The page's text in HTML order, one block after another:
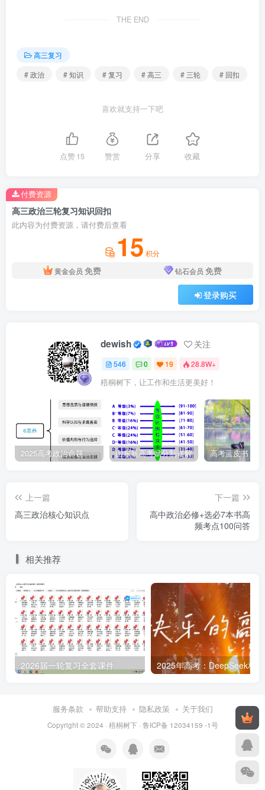
层建筑
历
史评价
奴隶社会代替原
始社会，使人类摆脱
蒙昧野蛮的状态，迈
点
产力的发展
本主义
社会
特
点
铁制农具得到广
事业较大发展；手工
业进一步发展；商业
和城市逐渐发展起来
产关系
特
点
①封建土地所有
制下，地主占有绝大
部分土地；农民有自
己的劳动工具甚至少
量土地
地租等方式，占有农
民大部分劳动成果；
层建筑
①封建国家的显
著特征是君主专制、
等级森严
②地主阶级散布
封建迷信、传播封建
道德、鼓吹“君权神
主
要矛盾
农民阶级和地主
历
史结果
农民阶级的反抗
斗争从未停止过，后
THE END
高三复习
# 政治
# 知识 # 复习 # 高三 # 三轮 # 回扣
喜欢就支持一下吧
点赞15 赞赏 分享 收藏
高三政治三轮复习知识回扣
此内容为付费资源，请付费后查看
15 积分
黄金会员 免费 钻石会员 免费
登录购买
付费资源
dewish 关注
546 0 19 28.8W+
梧桐树下，让工作和生活更美好！
2025高考政治命题纲要解读 山东新高考赋分制详解
上一篇
高三政治核心知识点
下一篇
高中政治必修+选必7本书高
频考点100问答
相关推荐
2026届一轮复习全套课件
服务条款 帮助支持 隐私政策 关于我们
Copyright © 2024 · 梧桐树下· 鲁ICP备 12034159 -1号